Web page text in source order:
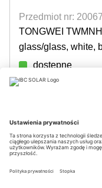
Przedmiot nr:
TONGWEI
glass/glass, white,
dostępne